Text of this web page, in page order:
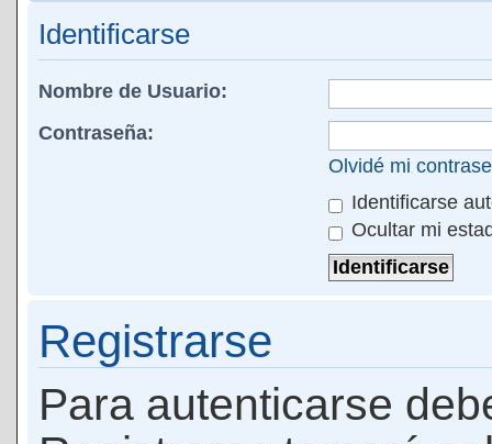
Identificarse
Nombre de Usuario:
Contraseña:
Olvidé mi
Identificarse
Ocultar mi
Registrarse
Para autenticarse